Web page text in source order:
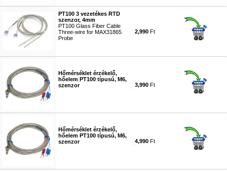
PT100 3 vezetékes RTD
szenzor, 4mm
PT100 Glass Fiber Cable
Three-wire for MAX31865
Probe
2,990 Ft
Hőmérséklet érzékelő,
hőelem PT100 típusú, M6,
szenzor
3,990 Ft
Hőmérséklet érzékelő,
hőelem PT100 típusú, M6,
szenzor
4,990 Ft